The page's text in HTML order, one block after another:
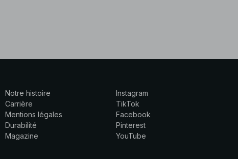
Notre histoire
Carrière
Mentions légales
Durabilité
Magazine
Instagram
TikTok
Facebook
Pinterest
YouTube